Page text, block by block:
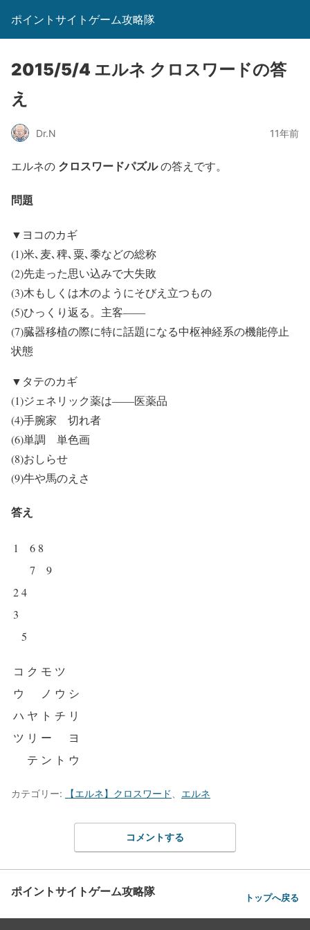
ポイントサイトゲーム攻略隊
2015/5/4 エルネ クロスワードの答
え
Dr.N 11年前
エルネの クロスワードパズルの答えです。
問題
▼ヨコのカギ
(1)米､麦､稗､粟､黍などの総称
(2)先走った思い込みで大失敗
(3)木もしくは木のようにそびえ立つもの
(5)ひっくり返る。主客――
(7)臓器移植の際に特に話題になる中枢神経系の機能停止
状態
▼タテのカギ
(1)ジェネリック薬は――医薬品
(4)手腕家 切れ者
(6)単調 単色画
(8)おしらせ
(9)牛や馬のえさ
答え
1 6 8
7
9
24
3
5
コ ク モ ツ
ウ
ノ ウ シ
ハ ヤ ト チ リ
ツ リ ー
ヨ
テ ン ト ウ
カテゴリー: 【エルネ】クロスワード エルネ
コメントする
ポイントサイトゲーム攻略隊 トップへ戻る